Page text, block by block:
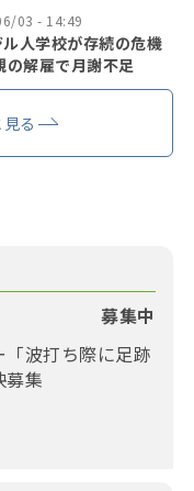
03 - 14:49
ル人学校が存続の危機
の解雇で月謝不足
る
募集中
「波打ち際に足跡
募集